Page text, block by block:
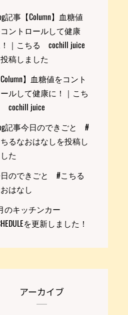
記事【Column】血糖値
ントロールして健康
｜こちる cochill juice
稿しました
Column】血糖値をコント
ルして健康に！｜こち
cochill juice
記事今日のできごと #
るなおはなしを投稿し
た
のできごと #こちる
はなし
のキッチンカー
を更新しました！
アーカイブ